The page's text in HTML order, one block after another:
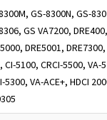
GS-8300N, GS-
GS VA7200,
DRE5001,
CI-5100, CRCI-5500, VA-
5300, VA-ACE+, HDCI